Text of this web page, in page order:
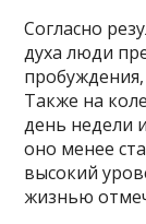
Согласно
духа люди
Также на
день недели
оно менее
высокий
жизнью